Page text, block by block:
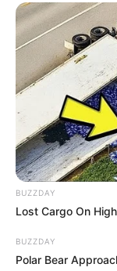
BUZZDAY
Lost Cargo On
BUZZDAY
Polar Bear